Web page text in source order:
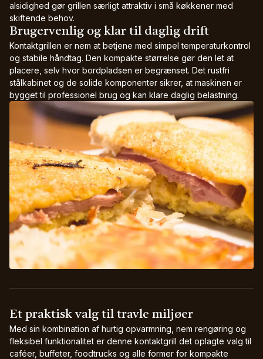
alsidighed gør grillen særligt attraktiv i små køkkener med
skiftende behov.
Brugervenlig og klar til daglig drift
Kontaktgrillen er nem at betjene med simpel temperaturkontrol
og stabile håndtag. Den kompakte størrelse gør den let at
placere, selv hvor bordpladsen er begrænset. Det rustfri
stålkabinet og de solide komponenter sikrer, at maskinen er
bygget til professionel brug og kan klare daglig belastning.
Et praktisk valg til travle miljøer
Med sin kombination af hurtig opvarmning, nem rengøring og
fleksibel funktionalitet er denne kontaktgrill det oplagte valg til
caféer, buffeter, foodtrucks og alle former for kompakte